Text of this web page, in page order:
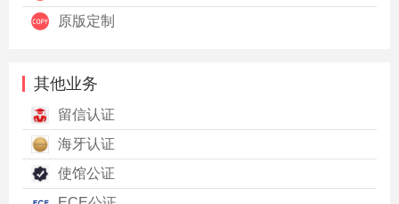
原版定制
其他业务
留信认证
海牙认证
使馆公证